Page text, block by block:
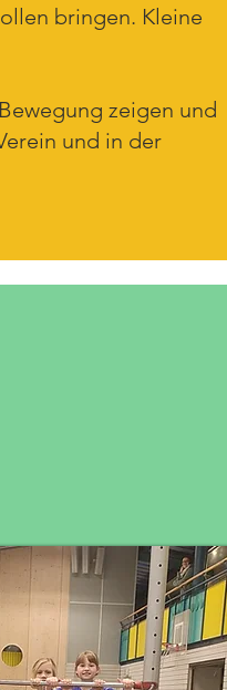
bringen. Kleine
zeigen und
und in der